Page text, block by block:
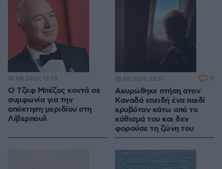
Ο Τζεφ Μπέζος κοντά σε
συμφωνία για την
απόκτηση μεριδίου στη
Λίβερπουλ
10.08.2026, 13:59
Ακυρώθηκε πτήση στον
Καναδά επειδή ένα παιδί
κρυβόταν κάτω από το
κάθισμά του και δεν
φορούσε τη ζώνη του
10.08.2026, 13:51 11